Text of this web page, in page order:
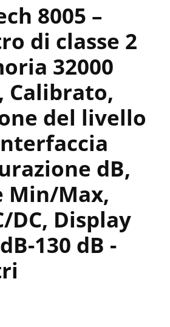
8005 –
di classe 2
32000
Calibrato,
del livello
dB,
Min/Max,
DC, Display
130 dB -